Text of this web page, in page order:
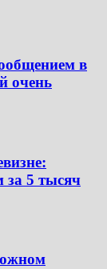
в
очень
за 5 тысяч